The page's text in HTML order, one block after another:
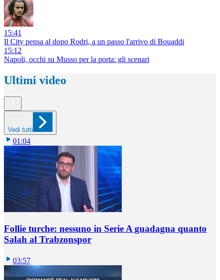
15:41
Il City pensa al dopo Rodri, a un passo l'arrivo di Bouaddi
15:12
Napoli, occhi su Musso per la porta: gli scenari
Ultimi video
Vedi tutti
01:04
Follie turche: nessuno in Serie A guadagna quanto
Salah al Trabzonspor
03:57